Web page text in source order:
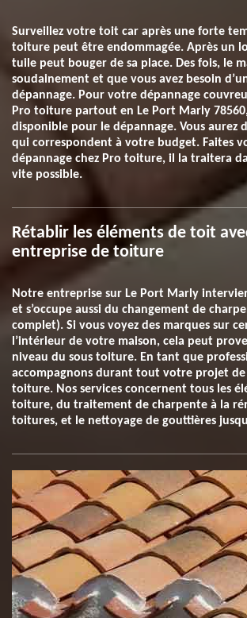
Surveillez votre toit car après une forte
toiture peut être endommagée. Après un
tuile peut bouger de sa place. Des fois, le
soudainement et que vous avez besoin
dépannage. Pour votre dépannage
Pro toiture partout en Le Port Marly
disponible pour le dépannage. Vous aurez
qui correspondent à votre budget. Faites
dépannage chez Pro toiture, il la traitera
vite possible.
Rétablir les éléments de toit
entreprise de toiture
Notre entreprise sur Le Port Marly
et s’occupe aussi du changement de
complet). Si vous voyez des marques sur
l’intérieur de votre maison, cela peut
niveau du sous toiture. En tant que
accompagnons durant tout votre projet
toiture. Nos services concernent tous les
toiture, du traitement de charpente à la
toitures, et le nettoyage de gouttières